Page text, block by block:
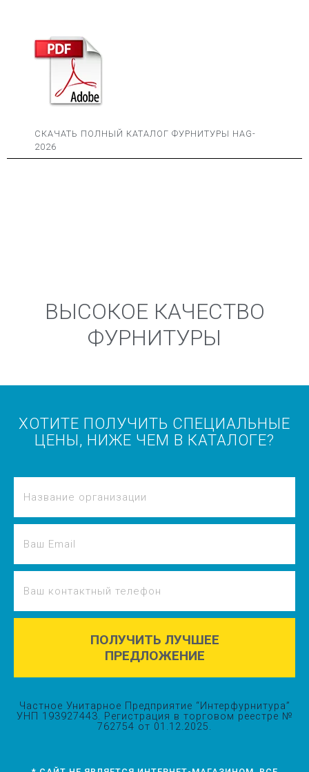
СКАЧАТЬ ПОЛНЫЙ КАТАЛОГ ФУРНИТУРЫ HAG-
2026
ВЫСОКОЕ КАЧЕСТВО
ФУРНИТУРЫ
ХОТИТЕ ПОЛУЧИТЬ СПЕЦИАЛЬНЫЕ
ЦЕНЫ, НИЖЕ ЧЕМ В КАТАЛОГЕ?
ПОЛУЧИТЬ ЛУЧШЕЕ
ПРЕДЛОЖЕНИЕ
Частное Унитарное Предприятие “Интерфурнитура”
УНП 193927443. Регистрация в торговом реестре №
762754 от 01.12.2025.